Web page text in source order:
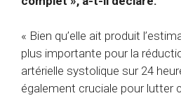
« Bien qu’elle ait produit
plus importante pour la
artérielle systolique sur 24
également cruciale pour lutter